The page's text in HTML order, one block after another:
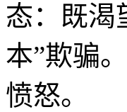
态：既渴
本”欺骗
愤怒。